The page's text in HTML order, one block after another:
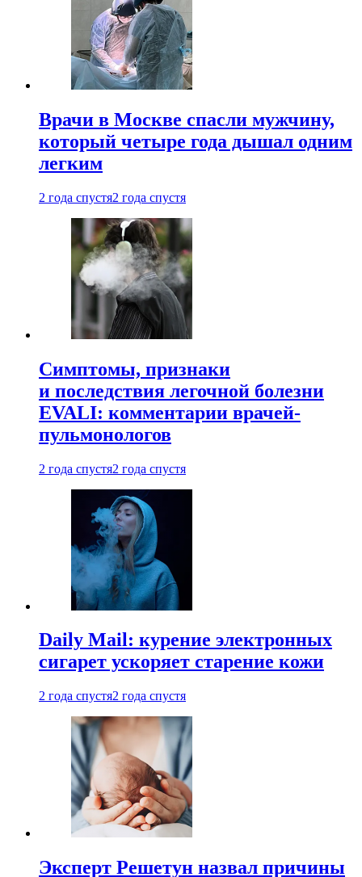
Врачи в Москве спасли мужчину,
который четыре года дышал одним
легким
2 года спустя2 года спустя
Симптомы, признаки
и последствия легочной болезни
EVALI: комментарии врачей-
пульмонологов
2 года спустя2 года спустя
Daily Mail: курение электронных
сигарет ускоряет старение кожи
2 года спустя2 года спустя
Эксперт Решетун назвал причины